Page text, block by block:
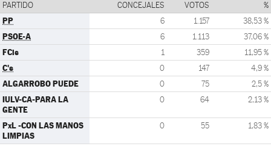
PARTIDO CONCEJALES VOTOS %
PP 6 1.157 38,53 %
PSOE-A 6 1.113 37,06 %
FCis 1 359 11,95 %
C's 0 147 4,9 %
ALGARROBO PUEDE 0 75 2,5 %
IULV-CA-PARA LA
GENTE
0 64 2,13 %
PxL -CON LAS MANOS
LIMPIAS
0 55 1,83 %